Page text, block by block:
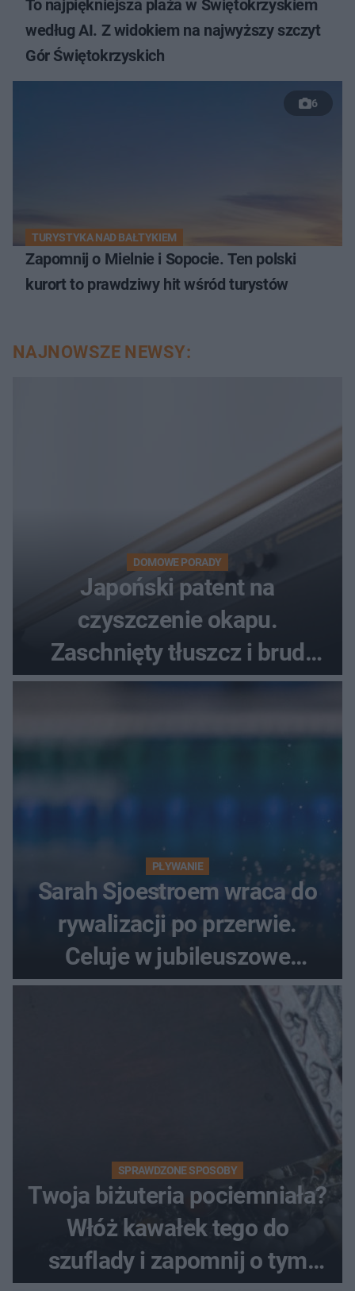
To najpiękniejsza plaża w Świętokrzyskiem
według AI. Z widokiem na najwyższy szczyt
Gór Świętokrzyskich
6
TURYSTYKA NAD BAŁTYKIEM
Zapomnij o Mielnie i Sopocie. Ten polski
kurort to prawdziwy hit wśród turystów
NAJNOWSZE NEWSY:
DOMOWE PORADY
Japoński patent na
czyszczenie okapu.
Zaschnięty tłuszcz i brud
znikną bez szorowania
PŁYWANIE
Sarah Sjoestroem wraca do
rywalizacji po przerwie.
Celuje w jubileuszowe
medale na ME
SPRAWDZONE SPOSOBY
Twoja biżuteria pociemniała?
Włóż kawałek tego do
szuflady i zapomnij o tym